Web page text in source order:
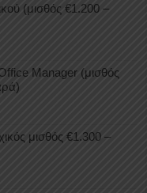
(μισθός €1.200 –
Manager (μισθός
μισθός €1.300 –